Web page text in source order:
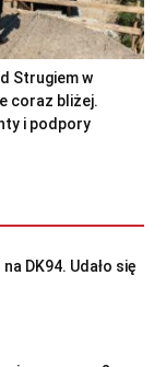
Strugiem w
coraz bliżej.
i podpory
DK94. Udało się